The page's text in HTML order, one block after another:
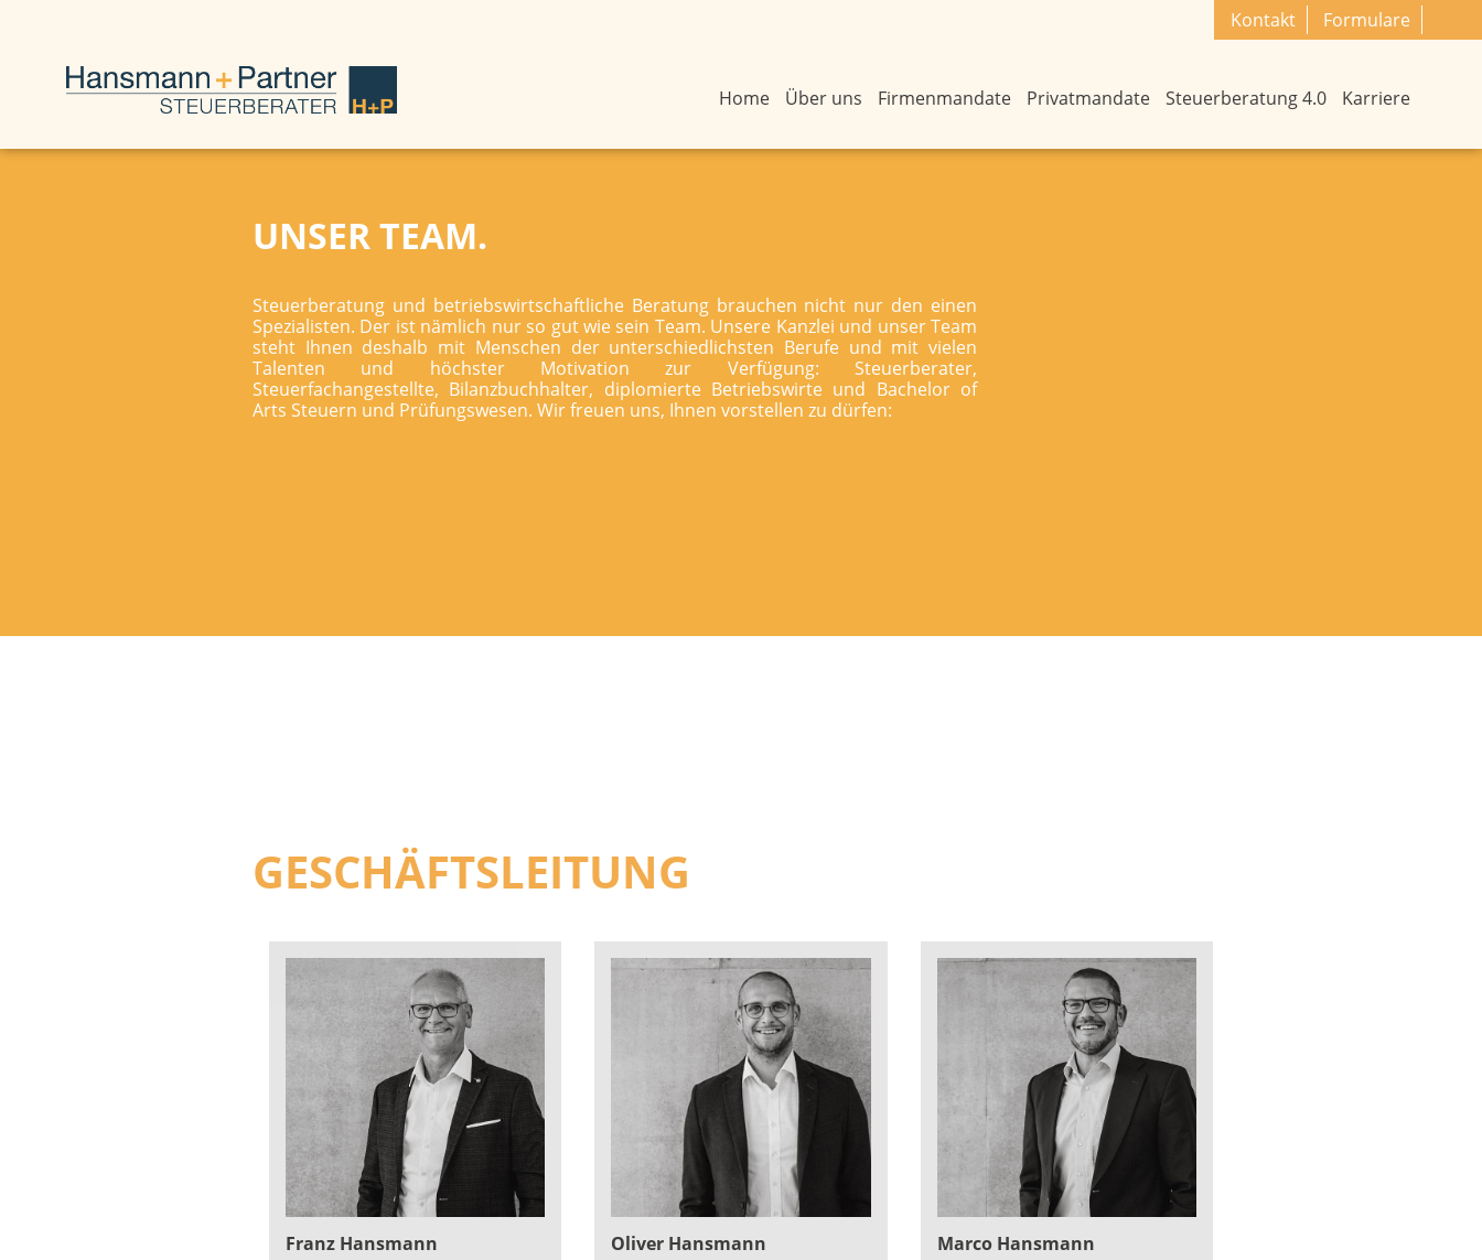
Kontakt Formulare
Home Über uns Firmenmandate Privatmandate Steuerberatung 4.0 Karriere
UNSER TEAM.
Steuerberatung und betriebswirtschaftliche Beratung brauchen nicht nur den einen
Spezialisten. Der ist nämlich nur so gut wie sein Team. Unsere Kanzlei und unser Team
steht Ihnen deshalb mit Menschen der unterschiedlichsten Berufe und mit vielen
Talenten und höchster Motivation zur Verfügung: Steuerberater,
Steuerfachangestellte, Bilanzbuchhalter, diplomierte Betriebswirte und Bachelor of
Arts Steuern und Prüfungswesen. Wir freuen uns, Ihnen vorstellen zu dürfen:
GESCHÄFTSLEITUNG
Franz Hansmann
Oliver Hansmann
Marco Hansmann